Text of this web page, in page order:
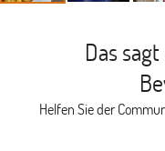
Das
Helfen Sie der